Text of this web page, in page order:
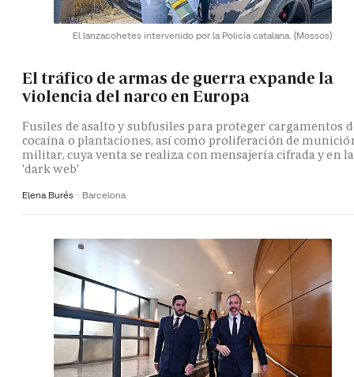
El lanzacohetes intervenido por la Policía catalana. (Mossos)
El tráfico de armas de guerra expande la
violencia del narco en Europa
Fusiles de asalto y subfusiles para proteger cargamentos
cocaína o plantaciones, así como proliferación de
militar, cuya venta se realiza con mensajería cifrada y en la
'dark web'
Elena Burés Barcelona